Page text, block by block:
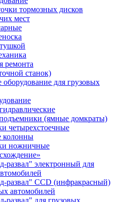
тормозных дисков
мест
ремонта
станок)
для грузовых
(ямные домкраты)
четырехстоечные
колонны
ножничные
развал" электронный для
развал" CCD (инфракрасный)
автомобилей
развал" для грузовых